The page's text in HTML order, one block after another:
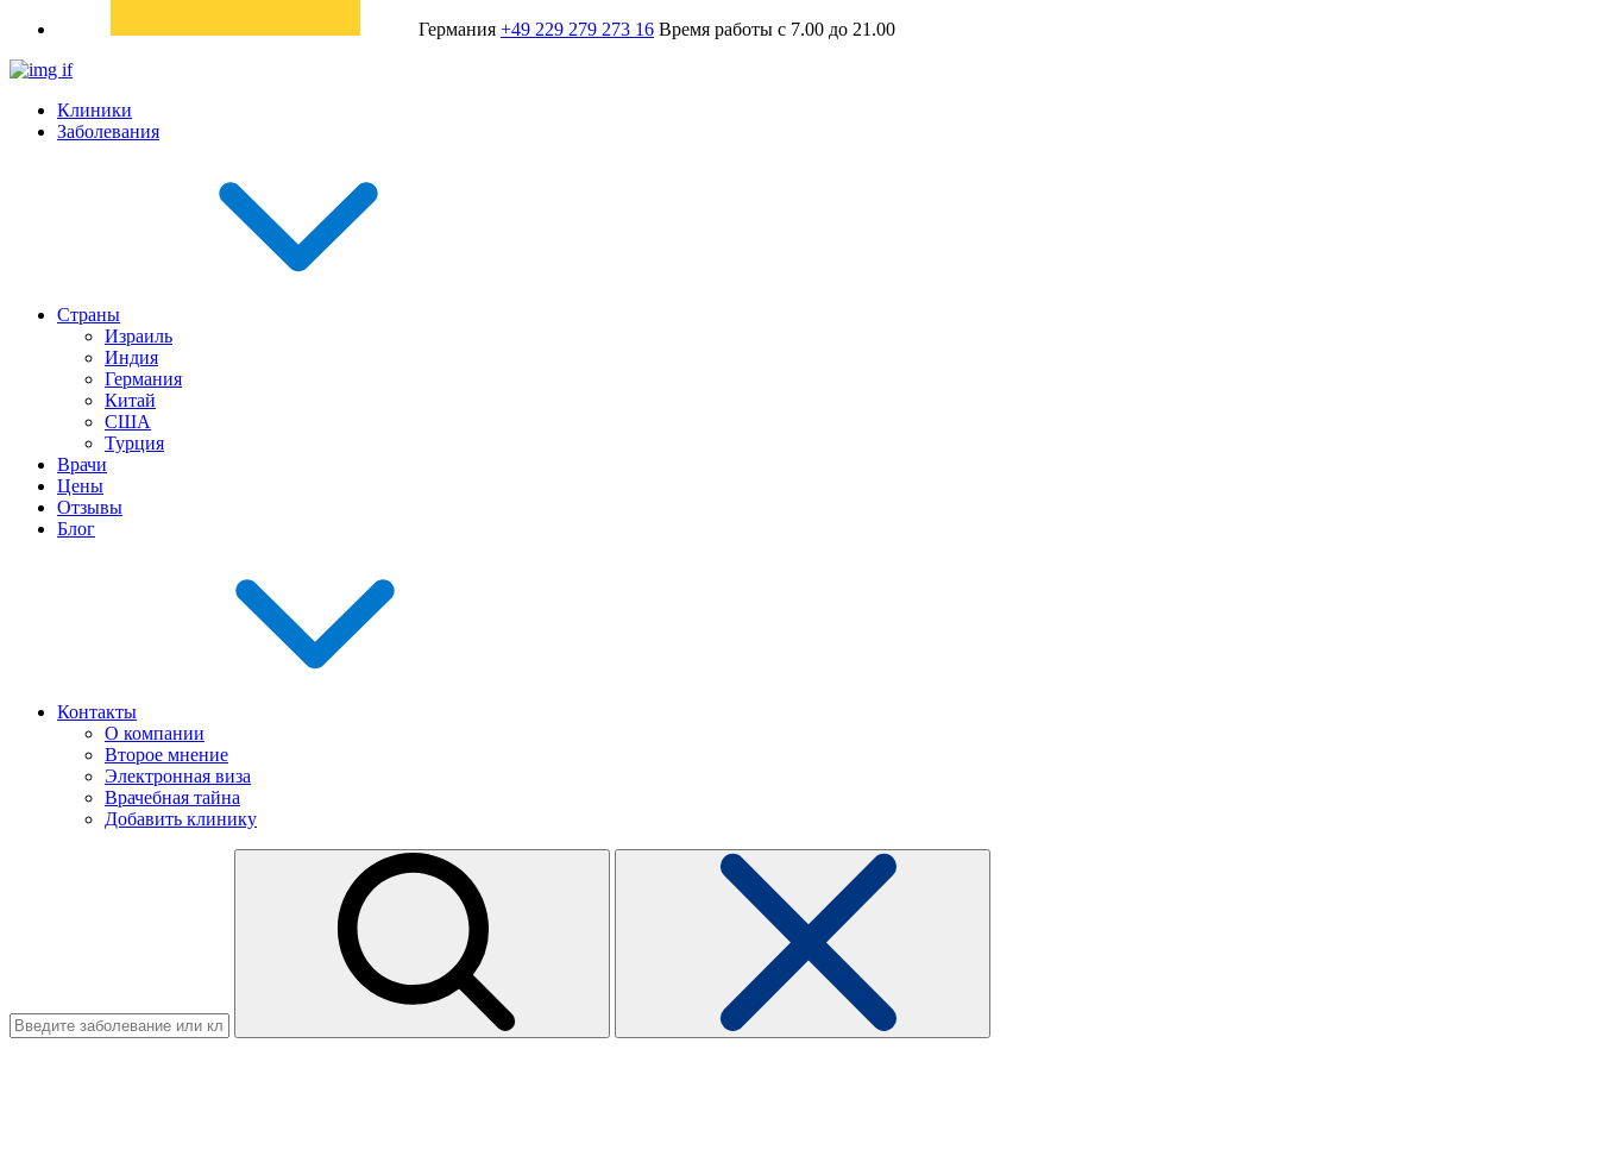
Германия +49 229 279 273 16 Время работы с 7.00 до 21.00
Клиники
Заболевания
Страны
Израиль
Индия
Германия
Китай
США
Турция
Врачи
Цены
Отзывы
Блог
Контакты
О компании
Второе мнение
Электронная виза
Врачебная тайна
Добавить клинику